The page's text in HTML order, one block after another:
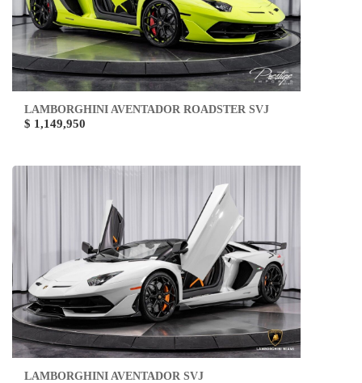
LAMBORGHINI AVENTADOR ROADSTER SVJ
$ 1,149,950
LAMBORGHINI AVENTADOR SVJ